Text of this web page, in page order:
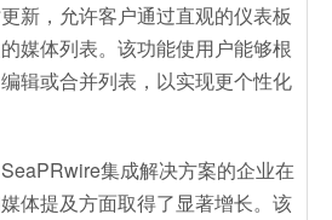
新，允许客户通过直观的仪表板
媒体列表。该功能使用户能够根
辑或合并列表，以实现更个性化
集成解决方案的企业在
体提及方面取得了显著增长。该